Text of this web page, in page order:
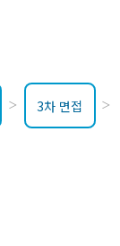
3차 면접